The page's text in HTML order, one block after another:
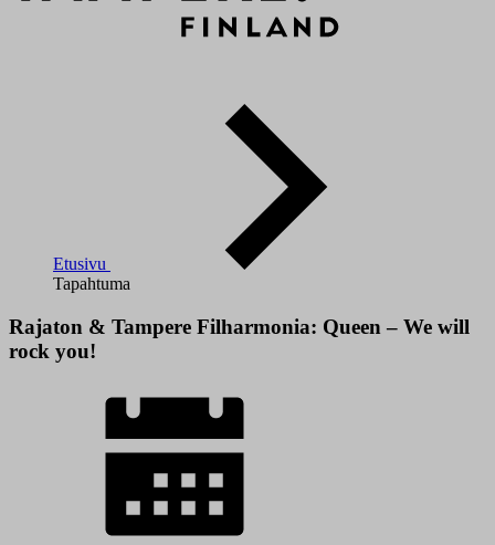
Etusivu
Tapahtuma
Rajaton & Tampere Filharmonia: Queen – We will
rock you!